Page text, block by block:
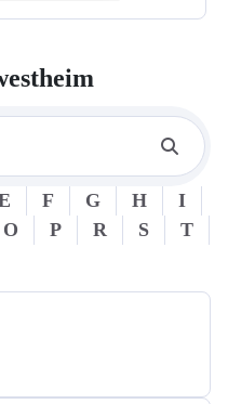
F G H
I
O P R S
T